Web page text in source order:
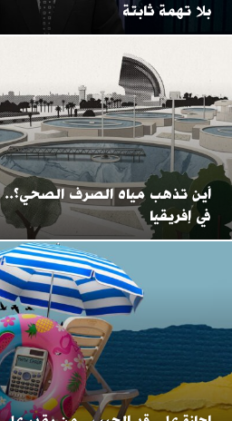
بلا تهمة ثابتة
أين تذهب مياه الصرف الصحي؟..
في إفريقيا